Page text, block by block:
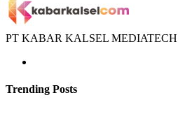
PT KABAR KALSEL MEDIATECH
Trending Posts